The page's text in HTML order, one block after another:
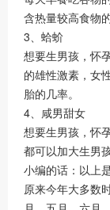
含热量较高食物
3、蛤蚧
想要生男孩，怀
的雄性激素，女
胎的几率。
4、咸男甜女
想要生男孩，怀
都可以加大生男
小编的话：以上
原来今年大多数